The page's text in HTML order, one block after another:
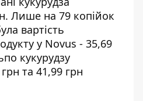
Лише на 79 копійок
вартість
у Novus - 35,69
кукурудзу
та 41,99 грн